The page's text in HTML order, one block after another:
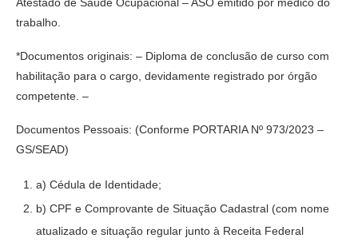
Atestado de Saúde Ocupacional – ASO emitido por médico do
trabalho.
*Documentos originais: – Diploma de conclusão de curso com
habilitação para o cargo, devidamente registrado por órgão
competente. –
Documentos Pessoais: (Conforme PORTARIA Nº 973/2023 –
GS/SEAD)
a) Cédula de Identidade;
b) CPF e Comprovante de Situação Cadastral (com nome
atualizado e situação regular junto à Receita Federal